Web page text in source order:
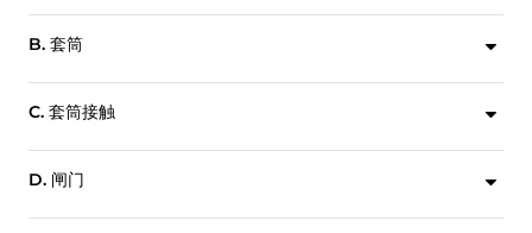
B. 套筒
C. 套筒接触
D. 闸门